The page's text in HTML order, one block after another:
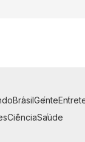
BrasilGente
CiênciaSaúde